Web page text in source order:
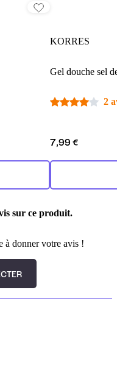
KORRES
Gel douche sel
2
7,99 €
sur ce produit.
à donner votre avis !